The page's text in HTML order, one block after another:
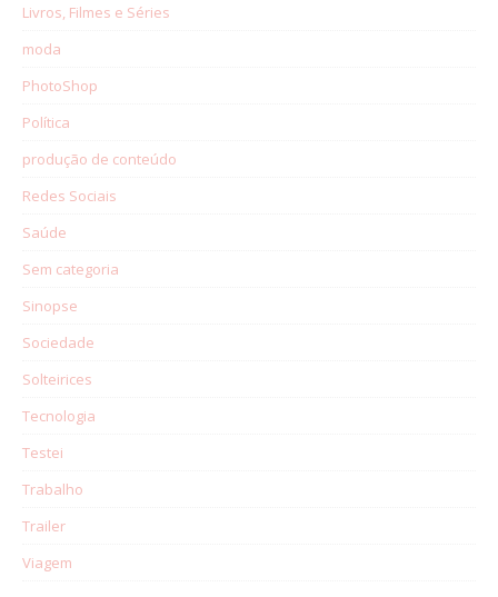
Livros, Filmes e Séries
moda
PhotoShop
Política
produção de conteúdo
Redes Sociais
Saúde
Sem categoria
Sinopse
Sociedade
Solteirices
Tecnologia
Testei
Trabalho
Trailer
Viagem